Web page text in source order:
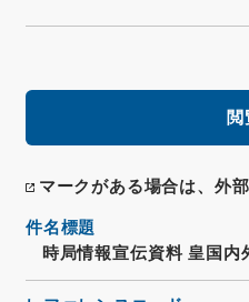
閲
マークがある場合は、外
件名標題
時局情報宣伝資料 皇国内